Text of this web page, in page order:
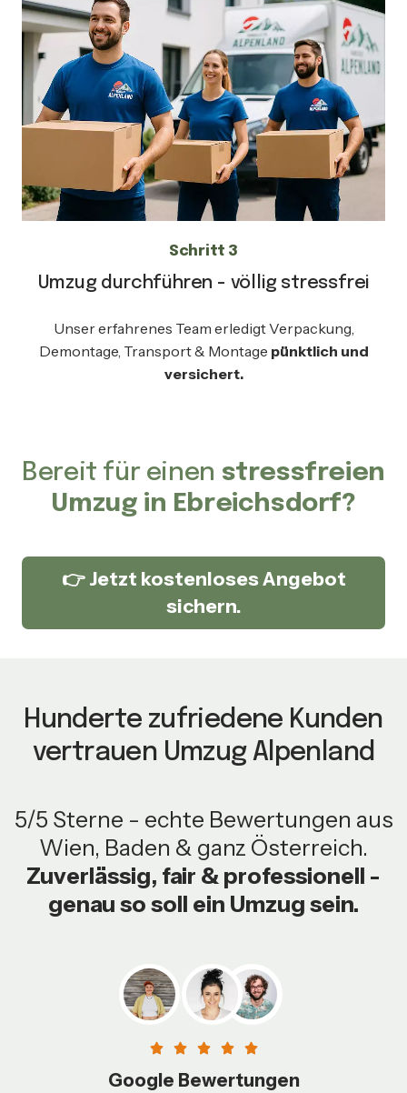
Schritt 3
Umzug durchführen - völlig stressfrei
Unser erfahrenes Team erledigt Verpackung,
Demontage, Transport & Montage pünktlich und
versichert.
Bereit für einen stressfreien
Umzug in Ebreichsdorf?
👉 Jetzt kostenloses Angebot
sichern.
Hunderte zufriedene Kunden
vertrauen Umzug Alpenland
5/5 Sterne - echte Bewertungen aus
Wien, Baden & ganz Österreich.
Zuverlässig, fair & professionell -
genau so soll ein Umzug sein.
Google Bewertungen